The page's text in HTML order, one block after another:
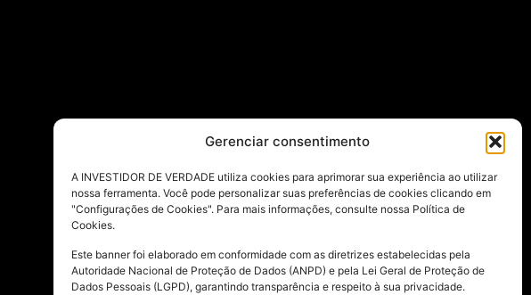
Gerenciar consentimento
A INVESTIDOR DE VERDADE utiliza cookies para aprimorar sua experiência ao utilizar
nossa ferramenta. Você pode personalizar suas preferências de cookies clicando em
"Configurações de Cookies". Para mais informações, consulte nossa Política de
Cookies.
Este banner foi elaborado em conformidade com as diretrizes estabelecidas pela
Autoridade Nacional de Proteção de Dados (ANPD) e pela Lei Geral de Proteção de
Dados Pessoais (LGPD), garantindo transparência e respeito à sua privacidade.